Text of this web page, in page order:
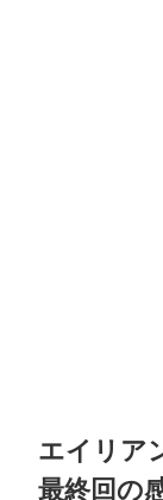
エイリア
最終回の